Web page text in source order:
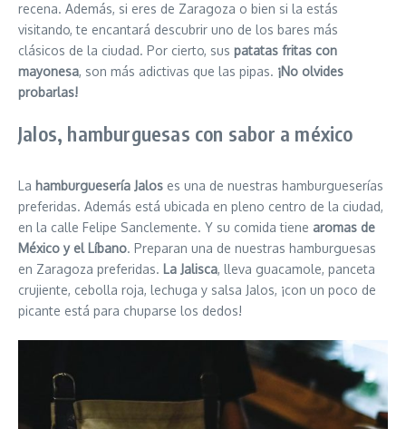
recena. Además, si eres de Zaragoza o bien si la estás
visitando, te encantará descubrir uno de los bares más
clásicos de la ciudad. Por cierto, sus patatas fritas con
mayonesa, son más adictivas que las pipas. ¡No olvides
probarlas!
Jalos, hamburguesas con sabor a méxico
La hamburguesería Jalos es una de nuestras hamburgueserías
preferidas. Además está ubicada en pleno centro de la ciudad,
en la calle Felipe Sanclemente. Y su comida tiene aromas de
México y el Líbano. Preparan una de nuestras hamburguesas
en Zaragoza preferidas. La Jalisca, lleva guacamole, panceta
crujiente, cebolla roja, lechuga y salsa Jalos, ¡con un poco de
picante está para chuparse los dedos!